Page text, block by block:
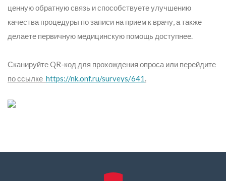
ценную обратную связь и способствуете улучшению
качества процедуры по записи на прием к врачу, а также
делаете первичную медицинскую помощь доступнее.
Сканируйте QR-код для прохождения опроса или перейдите
по ссылке https://nk.onf.ru/surveys/641.